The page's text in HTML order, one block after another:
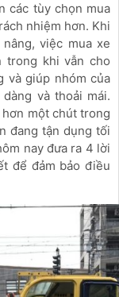
các tùy chọn mua
nhiệm hơn. Khi
việc mua xe
trong khi vẫn cho
và giúp nhóm của
và thoải mái.
một chút trong
đang tận dụng tối
nay đưa ra 4 lời
để đảm bảo điều